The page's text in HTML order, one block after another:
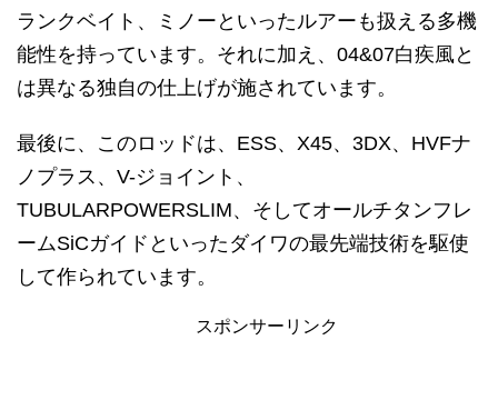
ランクベイト、ミノーといったルアーも扱える多機
能性を持っています。それに加え、04&07白疾風と
は異なる独自の仕上げが施されています。
最後に、このロッドは、ESS、X45、3DX、HVFナ
ノプラス、V-ジョイント、
TUBULARPOWERSLIM、そしてオールチタンフレ
ームSiCガイドといったダイワの最先端技術を駆使
して作られています。
スポンサーリンク